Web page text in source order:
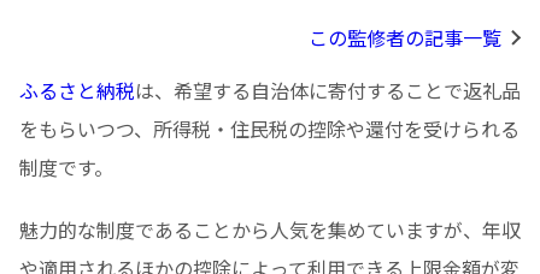
この監修者の記事一覧
ふるさと納税は、希望する自治体に寄付することで返礼品
をもらいつつ、所得税・住民税の控除や還付を受けられる
制度です。
魅力的な制度であることから人気を集めていますが、年収